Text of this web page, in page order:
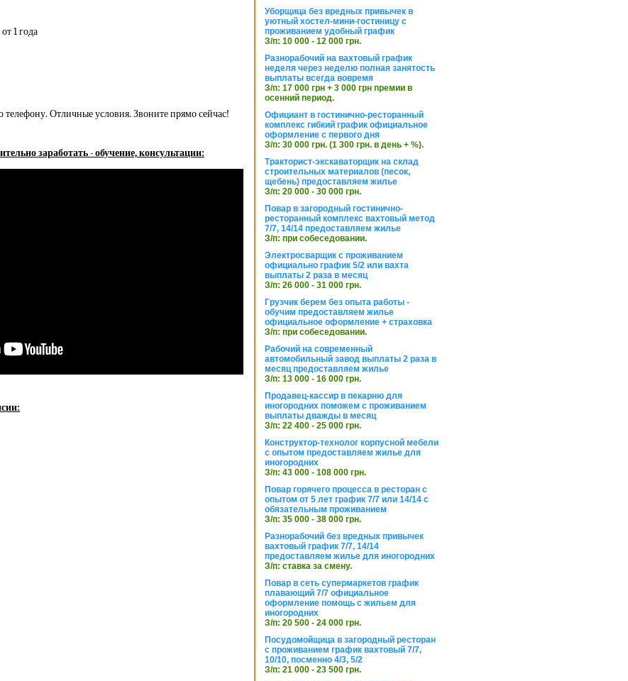
1 года
телефону. Отличные условия. Звоните прямо сейчас!
заработать - обучение, консультации:
Уборщица без вредных привычек в
уютный хостел-мини-гостиницу с
проживанием удобный график
З/п: 10 000 - 12 000 грн.
Разнорабочий на вахтовый график
неделя через неделю полная занятость
выплаты всегда вовремя
З/п: 17 000 грн + 3 000 грн премии в
осенний период.
Официант в гостинично-ресторанный
комплекс гибкий график официальное
оформление с первого дня
З/п: 30 000 грн. (1 300 грн. в день + %).
Тракторист-экскаваторщик на склад
строительных материалов (песок,
щебень) предоставляем жилье
З/п: 20 000 - 30 000 грн.
Повар в загородный гостинично-
ресторанный комплекс вахтовый метод
7/7, 14/14 предоставляем жилье
З/п: при собеседовании.
Электросварщик с проживанием
официально график 5/2 или вахта
выплаты 2 раза в месяц
З/п: 26 000 - 31 000 грн.
Грузчик берем без опыта работы -
обучим предоставляем жилье
официальное оформление + страховка
З/п: при собеседовании.
Рабочий на современный
автомобильный завод выплаты 2 раза в
месяц предоставляем жилье
З/п: 13 000 - 16 000 грн.
Продавец-кассир в пекарню для
иногородних поможем с проживанием
выплаты дважды в месяц
З/п: 22 400 - 25 000 грн.
Конструктор-технолог корпусной мебели
с опытом предоставляем жилье для
иногородних
З/п: 43 000 - 108 000 грн.
Повар горячего процесса в ресторан с
опытом от 5 лет график 7/7 или 14/14 с
обязательным проживанием
З/п: 35 000 - 38 000 грн.
Разнорабочий без вредных привычек
вахтовый график 7/7, 14/14
предоставляем жилье для иногородних
З/п: ставка за смену.
Повар в сеть супермаркетов график
плавающий 7/7 официальное
оформление помощь с жильем для
иногородних
З/п: 20 500 - 24 000 грн.
Посудомойщица в загородный ресторан
с проживанием график вахтовый 7/7,
10/10, посменно 4/3, 5/2
З/п: 21 000 - 23 500 грн.